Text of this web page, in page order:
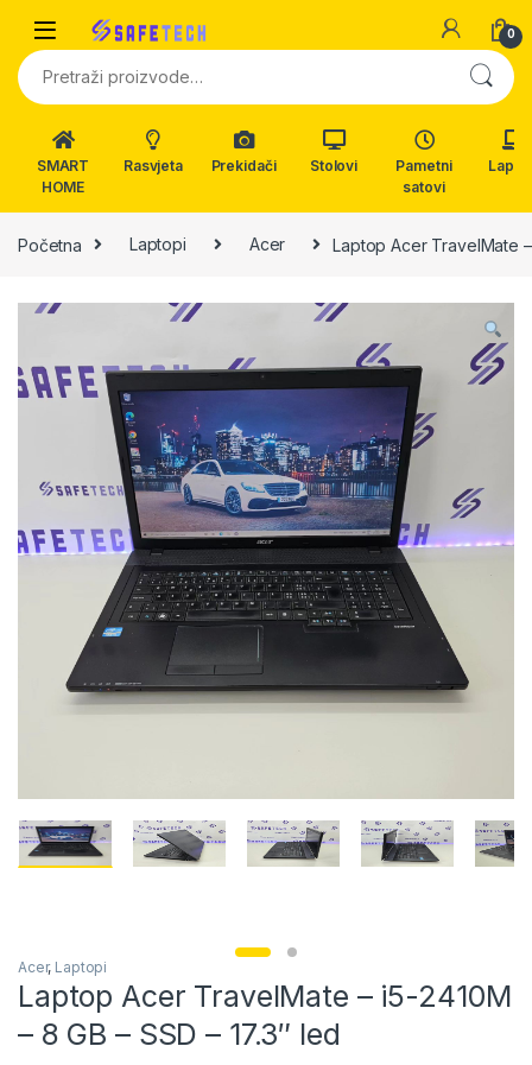
0
Pretraži:
SMART
HOME
Rasvjeta Prekidači Stolovi
Pametni
satovi
Početna Laptopi Acer Laptop Acer TravelMate –
Acer, Laptopi
Laptop Acer TravelMate – i5-2410M
– 8 GB – SSD – 17.3″ led